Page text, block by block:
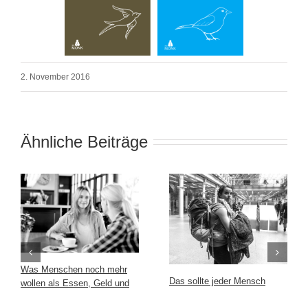
2. November 2016
Ähnliche Beiträge
Was Menschen noch mehr
wollen als Essen, Geld und
Das sollte jeder Mensch